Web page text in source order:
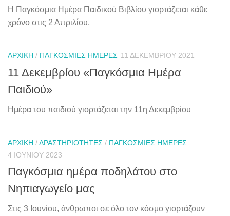
Η Παγκόσμια Ημέρα Παιδικού Βιβλίου γιορτάζεται κάθε
χρόνο στις 2 Απριλίου,
ΑΡΧΙΚΉ / ΠΑΓΚΌΣΜΙΕΣ ΗΜΈΡΕΣ 11 ΔΕΚΕΜΒΡΊΟΥ 2021
11 Δεκεμβρίου «Παγκόσμια Ημέρα
Παιδιού»
Ημέρα του παιδιού γιορτάζεται την 11η Δεκεμβρίου
ΑΡΧΙΚΉ /ΔΡΑΣΤΗΡΙΌΤΗΤΕΣ / ΠΑΓΚΌΣΜΙΕΣ ΗΜΈΡΕΣ
4 ΙΟΥΝΊΟΥ 2023
Παγκόσμια ημέρα ποδηλάτου στο
Νηπιαγωγείο μας
Στις 3 Ιουνίου, άνθρωποι σε όλο τον κόσμο γιορτάζουν